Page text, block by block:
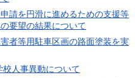
請を円滑に進めるための支援等
要望の結果について
者等用駐車区画の路面塗装を実
人事異動について